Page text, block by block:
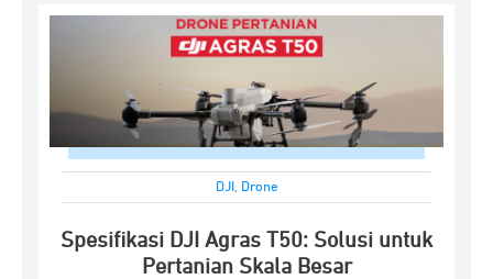
DJI , Drone
Spesifikasi DJI Agras T50: Solusi untuk
Pertanian Skala Besar